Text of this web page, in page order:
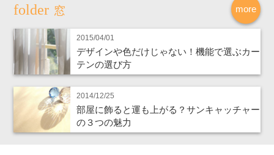
more
窓
2015/04/01
デザインや色だけじゃない！機能で選ぶカー
テンの選び方
2014/12/25
部屋に飾ると運も上がる？サンキャッチャー
の３つの魅力